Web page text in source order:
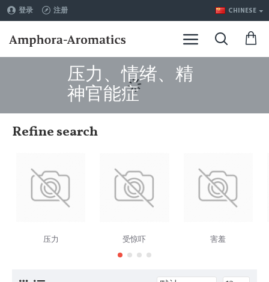
登录 注册 CHINESE
压力、情绪、精
神官能症
Refine search
压力 受惊吓 害羞